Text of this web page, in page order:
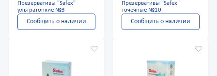
Презервативы "Safex"
ультратонкие №3
Сообщить о наличии
Презервативы "Safex"
точечные №10
Сообщить о наличии